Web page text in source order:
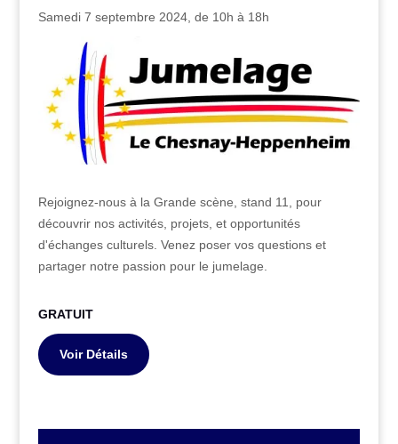
Samedi 7 septembre 2024, de 10h à 18h
Rejoignez-nous à la Grande scène, stand 11, pour
découvrir nos activités, projets, et opportunités
d'échanges culturels. Venez poser vos questions et
partager notre passion pour le jumelage.
GRATUIT
Voir Détails